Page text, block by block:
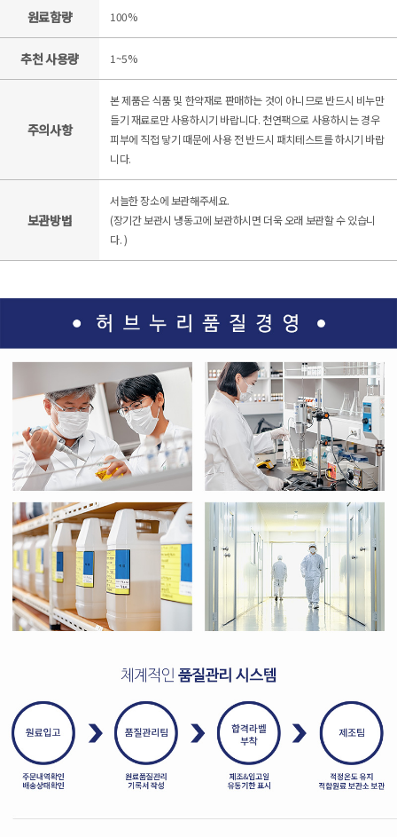
원료함량 100%
추천 사용량 1~5%
주의사항
본 제품은 식품 및 한약재로 판매하는 것이 아니므로 반드시 비누만
들기 재료로만 사용하시기 바랍니다. 천연팩으로 사용하시는 경우
피부에 직접 닿기 때문에 사용 전 반드시 패치테스트를 하시기 바랍
니다.
보관방법
서늘한 장소에 보관해주세요.
(장기간 보관시 냉동고에 보관하시면 더욱 오래 보관할 수 있습니
다. )